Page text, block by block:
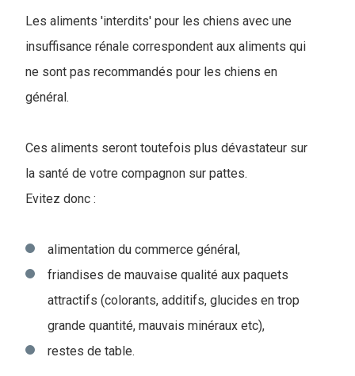
Les aliments 'interdits' pour les chiens avec une
insuffisance rénale correspondent aux aliments qui
ne sont pas recommandés pour les chiens en
général.
Ces aliments seront toutefois plus dévastateur sur
la santé de votre compagnon sur pattes.
Evitez donc :
alimentation du commerce général,
friandises de mauvaise qualité aux paquets
attractifs (colorants, additifs, glucides en trop
grande quantité, mauvais minéraux etc),
restes de table.